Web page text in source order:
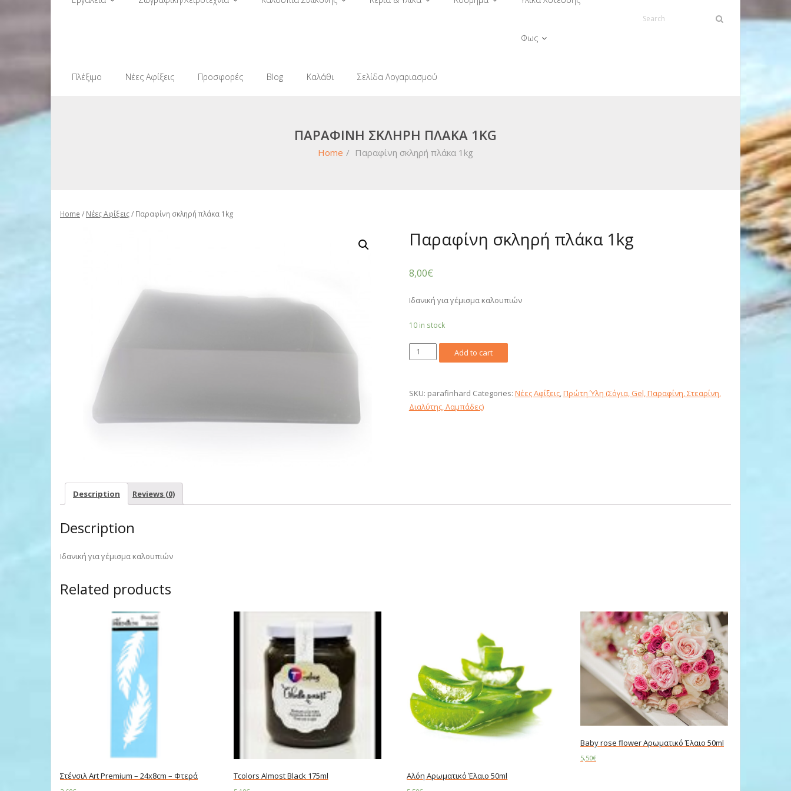
Φως
Πλέξιμο Νέες Αφίξεις Προσφορές Blog Καλάθι Σελίδα Λογαριασμού
ΠΑΡΑΦΊΝΗ ΣΚΛΗΡΉ ΠΛΆΚΑ 1KG
Home / Παραφίνη σκληρή πλάκα 1kg
Home / Νέες Αφίξεις/ Παραφίνη σκληρή πλάκα 1kg
Παραφίνη σκληρή πλάκα 1kg
8,00€
Ιδανική για γέμισμα καλουπιών
10 in stock
Παραφίνη
σκληρή
1kg
quantity
Add to cart
SKU: parafinhard Categories: Νέες Αφίξεις,Πρώτη Ύλη (Σόγια, Gel, Παραφίνη, Στεαρίνη,
Διαλύτης, Λαμπάδες)
Description Reviews (0)
Description
Ιδανική για γέμισμα καλουπιών
Related products
Στένσιλ Art Premium – 24x8cm – Φτερά Tcolors Almost Black 175ml Αλόη Αρωματικό Έλαιο 50ml
Baby rose flower Αρωματικό Έλαιο 50ml
5,50€